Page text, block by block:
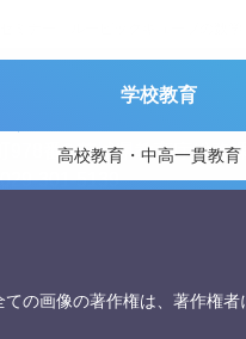
学校教育
高校教育・中高一貫教育
ミナー「ルービックキューブの数学
978番6 茨城県教育庁総務課
301-5139
の画像の著作権は、著作権